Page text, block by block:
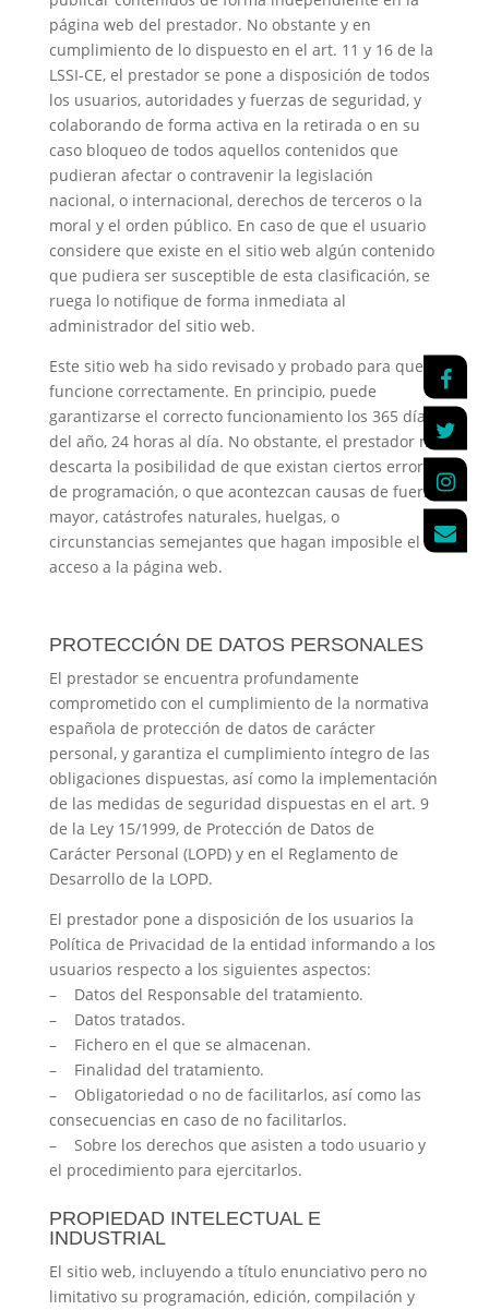
página web del prestador. No obstante y en
cumplimiento de lo dispuesto en el art. 11 y 16 de la
LSSI-CE, el prestador se pone a disposición de todos
los usuarios, autoridades y fuerzas de seguridad, y
colaborando de forma activa en la retirada o en su
caso bloqueo de todos aquellos contenidos que
pudieran afectar o contravenir la legislación
nacional, o internacional, derechos de terceros o la
moral y el orden público. En caso de que el usuario
considere que existe en el sitio web algún contenido
que pudiera ser susceptible de esta clasificación, se
ruega lo notifique de forma inmediata al
administrador del sitio web.
Este sitio web ha sido revisado y probado para que
funcione correctamente. En principio, puede
garantizarse el correcto funcionamiento los 365 días
del año, 24 horas al día. No obstante, el prestador no
descarta la posibilidad de que existan ciertos errores
de programación, o que acontezcan causas de fuerza
mayor, catástrofes naturales, huelgas, o
circunstancias semejantes que hagan imposible el
acceso a la página web.
PROTECCIÓN DE DATOS PERSONALES
El prestador se encuentra profundamente
comprometido con el cumplimiento de la normativa
española de protección de datos de carácter
personal, y garantiza el cumplimiento íntegro de las
obligaciones dispuestas, así como la implementación
de las medidas de seguridad dispuestas en el art. 9
de la Ley 15/1999, de Protección de Datos de
Carácter Personal (LOPD) y en el Reglamento de
Desarrollo de la LOPD.
El prestador pone a disposición de los usuarios la
Política de Privacidad de la entidad informando a los
usuarios respecto a los siguientes aspectos:
– Datos del Responsable del tratamiento.
– Datos tratados.
– Fichero en el que se almacenan.
– Finalidad del tratamiento.
– Obligatoriedad o no de facilitarlos, así como las
consecuencias en caso de no facilitarlos.
– Sobre los derechos que asisten a todo usuario y
el procedimiento para ejercitarlos.
PROPIEDAD INTELECTUAL E
INDUSTRIAL
El sitio web, incluyendo a título enunciativo pero no
limitativo su programación, edición, compilación y